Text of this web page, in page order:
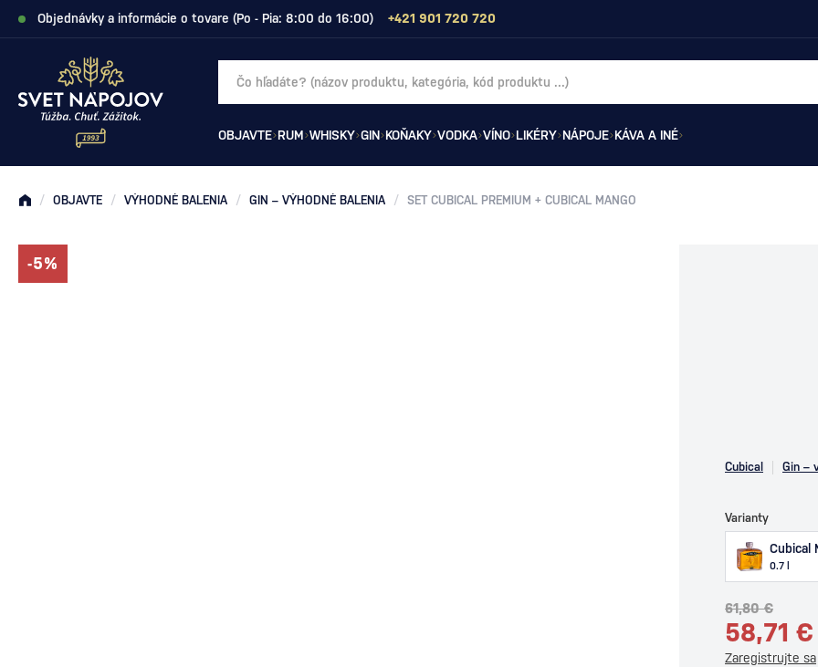
Objednávky a informácie o tovare (Po - Pia: 8:00 do 16:00) +421 901 720 720
OBJAVTE RUM WHISKY GIN KOŇAKY VODKA VÍNO LIKÉRY NÁPOJE KÁVA A INÉ
/ OBJAVTE / VÝHODNÉ BALENIA / GIN – VÝHODNÉ BALENIA / SET CUBICAL PREMIUM + CUBICAL MANGO
-5%
Cubical Gin –
Varianty
Cubical
0.7 l
61,80 €
58,71 €
Zaregistrujte sa